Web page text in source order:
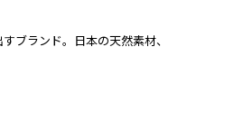
ブランド。日本の天然素材、